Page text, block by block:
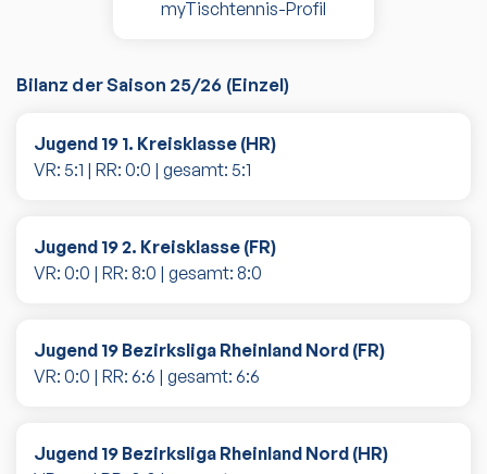
myTischtennis-Profil
Bilanz der Saison 25/26 (Einzel)
Jugend 19 1. Kreisklasse (HR)
VR: 5:1 | RR: 0:0 | gesamt: 5:1
Jugend 19 2. Kreisklasse (FR)
VR: 0:0 | RR: 8:0 | gesamt: 8:0
Jugend 19 Bezirksliga Rheinland Nord (FR)
VR: 0:0 | RR: 6:6 | gesamt: 6:6
Jugend 19 Bezirksliga Rheinland Nord (HR)